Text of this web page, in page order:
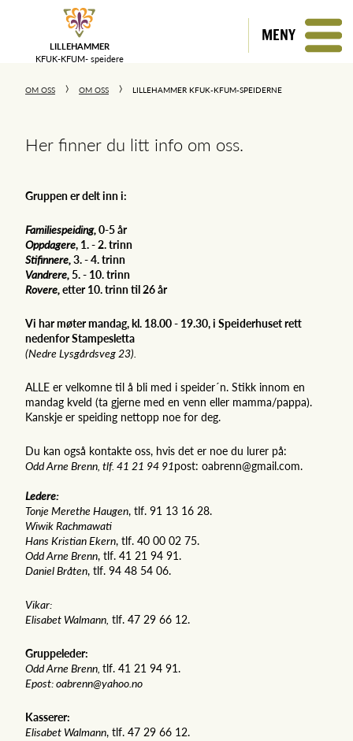
LILLEHAMMER
KFUK-KFUM- speidere
MENY
OM OSS OM OSS LILLEHAMMER KFUK-KFUM-SPEIDERNE
Her finner du litt info om oss.
Gruppen er delt inn i:
Familiespeiding,0-5 år
Oppdagere, 1. - 2. trinn
Stifinnere,3. - 4. trinn
Vandrere,5. - 10. trinn
Rovere,etter 10. trinn til 26 år
Vi har møter mandag, kl. 18.00 - 19.30, i Speiderhuset rett
nedenfor Stampesletta
(Nedre Lysgårdsveg 23).
ALLE er velkomne til å bli med i speider´n. Stikk innom en
mandag kveld (ta gjerne med en venn eller mamma/pappa).
Kanskje er speiding nettopp noe for deg.
Du kan også kontakte oss, hvis det er noe du lurer på:
Odd Arne Brenn, tlf. 41 21 94 91post: oabrenn@gmail.com.
Ledere:
Tonje Merethe Haugen, tlf. 91 13 16 28.
Wiwik Rachmawati
Hans Kristian Ekern, tlf. 40 00 02 75.
Odd Arne Brenn, tlf. 41 21 94 91.
Daniel Bråten, tlf. 94 48 54 06.
Vikar:
Elisabet Walmann, tlf. 47 29 66 12.
Gruppeleder:
Odd Arne Brenn, tlf. 41 21 94 91.
Epost: oabrenn@yahoo.no
Kasserer:
Elisabet Walmann, tlf. 47 29 66 12.